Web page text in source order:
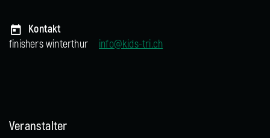
Kontakt
finishers winterthur
info@kids-tri.ch
Veranstalter